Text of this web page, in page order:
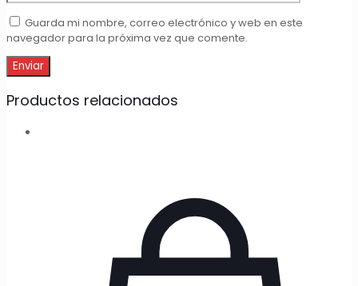
Guarda mi nombre, correo electrónico y web en este
navegador para la próxima vez que comente.
Productos relacionados